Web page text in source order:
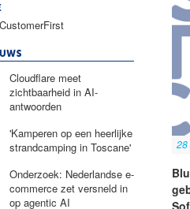
28
Cloudflare meet
zichtbaarheid in AI-
antwoorden
'Kamperen op een heerlijke
strandcamping in Toscane'
Onderzoek: Nederlandse e-
commerce zet versneld in
op agentic AI